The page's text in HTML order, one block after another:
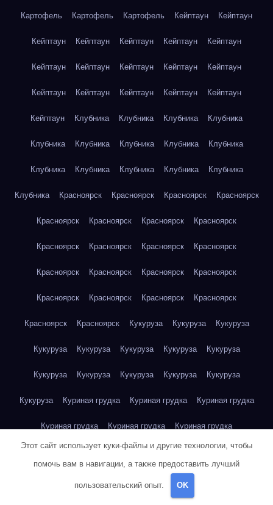
Картофель Картофель Картофель Кейптаун Кейптаун
Кейптаун Кейптаун Кейптаун Кейптаун Кейптаун
Кейптаун Кейптаун Кейптаун Кейптаун Кейптаун
Кейптаун Кейптаун Кейптаун Кейптаун Кейптаун
Кейптаун Клубника Клубника Клубника Клубника
Клубника Клубника Клубника Клубника Клубника
Клубника Клубника Клубника Клубника Клубника
Клубника Красноярск Красноярск Красноярск Красноярск
Красноярск Красноярск Красноярск Красноярск
Красноярск Красноярск Красноярск Красноярск
Красноярск Красноярск Красноярск Красноярск
Красноярск Красноярск Красноярск Красноярск
Красноярск Красноярск Кукуруза Кукуруза Кукуруза
Кукуруза Кукуруза Кукуруза Кукуруза Кукуруза
Кукуруза Кукуруза Кукуруза Кукуруза Кукуруза
Кукуруза Куриная грудка Куриная грудка Куриная грудка
Куриная грудка Куриная грудка Куриная грудка
Куриная грудка Куриная грудка Куриная грудка
Куриная грудка
Этот сайт использует куки-файлы и другие технологии, чтобы
помочь вам в навигации, а также предоставить лучший
пользовательский опыт. OK